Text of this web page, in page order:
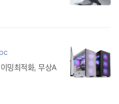
밍최적화, 무상A